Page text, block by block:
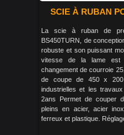
SCIE À RUBAN
La scie à ruban de
BS450TURN, de
robuste et son puissant
vitesse de la lame est
changement de courroie
de coupe de 450 x 200
industrielles et les
2ans Permet de couper
pleins en acier, acier
ferreux et plastique.